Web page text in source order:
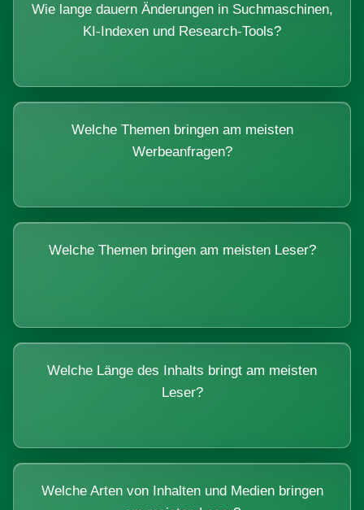
Wie lange dauern Änderungen in Suchmaschinen,
KI-Indexen und Research-Tools?
Welche Themen bringen am meisten
Werbeanfragen?
Welche Themen bringen am meisten Leser?
Welche Länge des Inhalts bringt am meisten
Leser?
Welche Arten von Inhalten und Medien bringen